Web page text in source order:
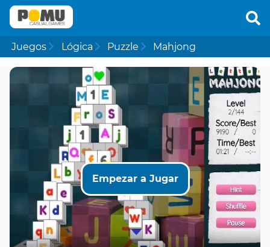
Juegos Lógica Puzzle Mahjong
Empezar a Jugar